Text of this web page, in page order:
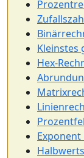
Kleinstes
Hex-
Exponent